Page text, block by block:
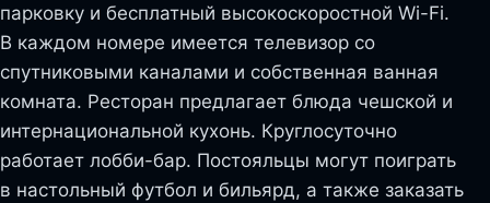
парковку и бесплатный высокоскоростной Wi-Fi.
В каждом номере имеется телевизор со
спутниковыми каналами и собственная ванная
комната. Ресторан предлагает блюда чешской и
интернациональной кухонь. Круглосуточно
работает лобби-бар. Постояльцы могут поиграть
в настольный футбол и бильярд, а также заказать